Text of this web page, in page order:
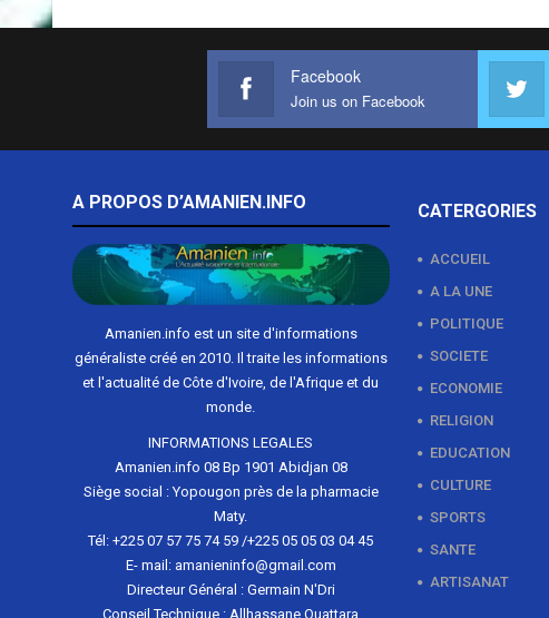
Facebook
Join us on Facebook
A PROPOS D’AMANIEN.INFO
Amanien.info est un site d'informations
généraliste créé en 2010. Il traite les informations
et l'actualité de Côte d'Ivoire, de l'Afrique et du
monde.
INFORMATIONS LEGALES
Amanien.info 08 Bp 1901 Abidjan 08
Siège social : Yopougon près de la pharmacie
Maty.
Tél: +225 07 57 75 74 59 /+225 05 05 03 04 45
E- mail: amanieninfo@gmail.com
Directeur Général : Germain N'Dri
Conseil Technique : Allhassane Ouattara
CATERGORIES
ACCUEIL
A LA UNE
POLITIQUE
SOCIETE
ECONOMIE
RELIGION
EDUCATION
CULTURE
SPORTS
SANTE
ARTISANAT